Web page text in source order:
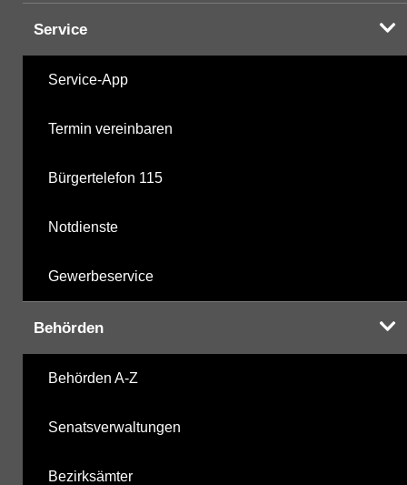
Service
Service-App
Termin vereinbaren
Bürgertelefon 115
Notdienste
Gewerbeservice
Behörden
Behörden A-Z
Senatsverwaltungen
Bezirksämter